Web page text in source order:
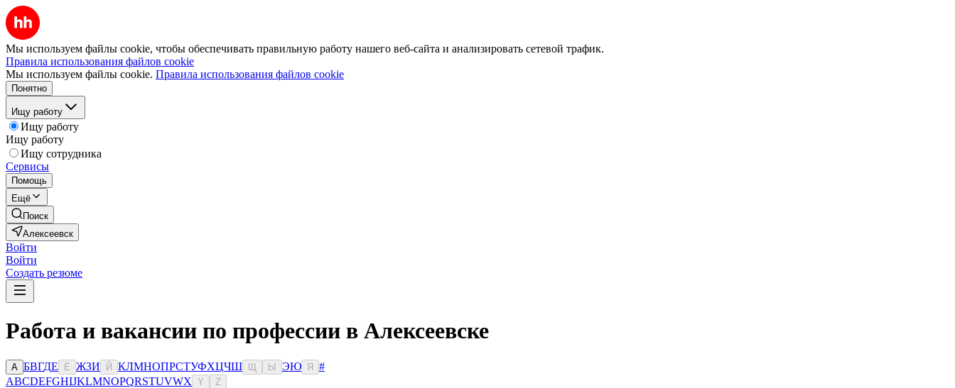
Мы используем файлы cookie, чтобы обеспечивать правильную работу нашего веб-сайта и анализировать сетевой трафик.
Правила использования файлов cookie
Мы используем файлы cookie. Правила использования файлов cookie
Понятно
Ищу работу
Ищу работу
Ищу работу
Ищу сотрудника
Сервисы
Помощь
Ещё
Поиск
Алексеевск
Войти
Войти
Создать резюме
Работа и вакансии по профессии в Алексеевске
А БВГДЕ Ё ЖЗИ Й КЛМНОПРСТУФХЦЧШ Ы ЭЮ Я
#
ABCDEFGHIJKLMNOPQRSTUVWX Y Z